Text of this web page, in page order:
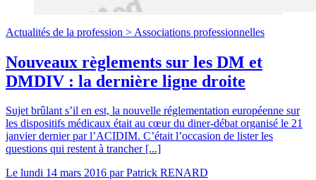
Actualités de la profession > Associations professionnelles
Nouveaux règlements sur les DM et
DMDIV : la dernière ligne droite
Sujet brûlant s’il en est, la nouvelle réglementation européenne sur
les dispositifs médicaux était au cœur du diner-débat organisé le 21
janvier dernier par l’ACIDIM. C’était l’occasion de lister les
questions qui restent à trancher [...]
Le lundi 14 mars 2016 parPatrick RENARD